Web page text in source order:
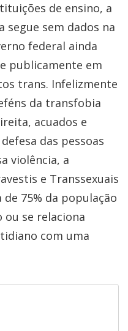
de ensino, a
sem dados na
federal ainda
publicamente em
trans. Infelizmente
da transfobia
acuados e
das pessoas
violência, a
e Transsexuais
de 75% da população
ou se relaciona
com uma